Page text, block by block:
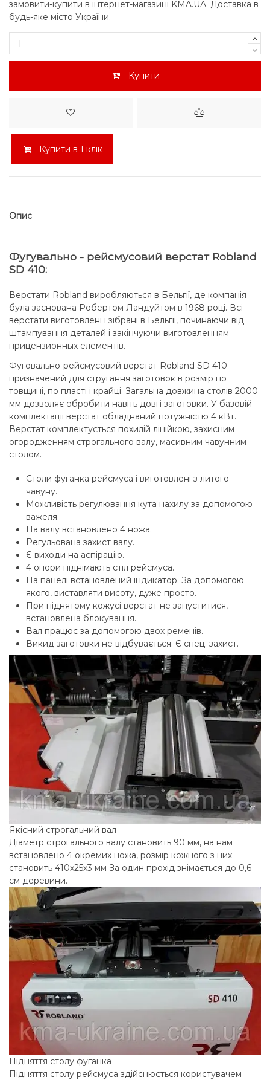
замовити-купити в інтернет-магазині KMA.UA. Доставка в
будь-яке місто України.
Купити
Купити в 1 клік
Опис
Фугувально - рейсмусовий верстат Robland
SD 410:
Верстати Robland виробляються в Бельгії, де компанія
була заснована Робертом Ландуйтом в 1968 році. Всі
верстати виготовлені і зібрані в Бельгії, починаючи від
штампування деталей і закінчуючи виготовленням
прицензионных елементів.
Фуговально-рейсмусовий верстат Robland SD 410
призначений для стругання заготовок в розмір по
товщині, по пласті і крайці. Загальна довжина столів 2000
мм дозволяє обробити навіть довгі заготовки. У базовій
комплектації верстат обладнаний потужністю 4 кВт.
Верстат комплектується похилій лінійкою, захисним
огородженням строгального валу, масивним чавунним
столом.
Столи фуганка рейсмуса і виготовлені з литого
чавуну.
Можливість регулювання кута нахилу за допомогою
важеля.
На валу встановлено 4 ножа.
Регульована захист валу.
Є виходи на аспірацію.
4 опори піднімають стіл рейсмуса.
На панелі встановлений індикатор. За допомогою
якого, виставляти висоту, дуже просто.
При піднятому кожусі верстат не запуститися,
встановлена блокування.
Вал працює за допомогою двох ременів.
Викид заготовки не відбувається. Є спец. захист.
Якісний строгальний вал
Діаметр строгального валу становить 90 мм, на нам
встановлено 4 окремих ножа, розмір кожного з них
становить 410x25x3 мм За один прохід знімається до 0,6
см деревини.
Підняття столу фуганка
Підняття столу рейсмуса здійснюється користувачем